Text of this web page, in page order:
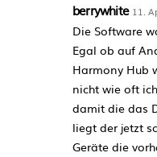
berrywhite 11.
Die Software
Egal ob auf
Harmony Hub
nicht wie oft
damit die das
liegt der jetzt
Geräte die